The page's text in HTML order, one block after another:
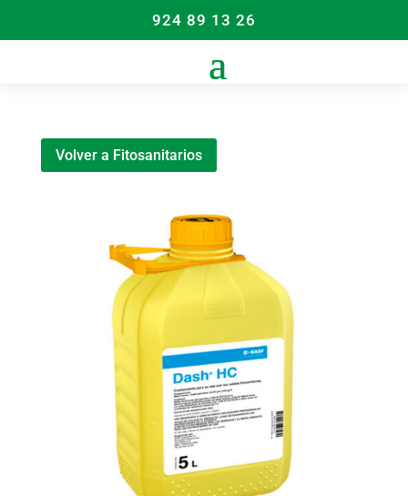
924 89 13 26
Volver a Fitosanitarios